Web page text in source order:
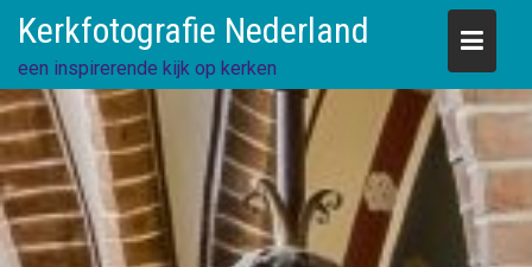
content
Kerkfotografie Nederland
een inspirerende kijk op kerken